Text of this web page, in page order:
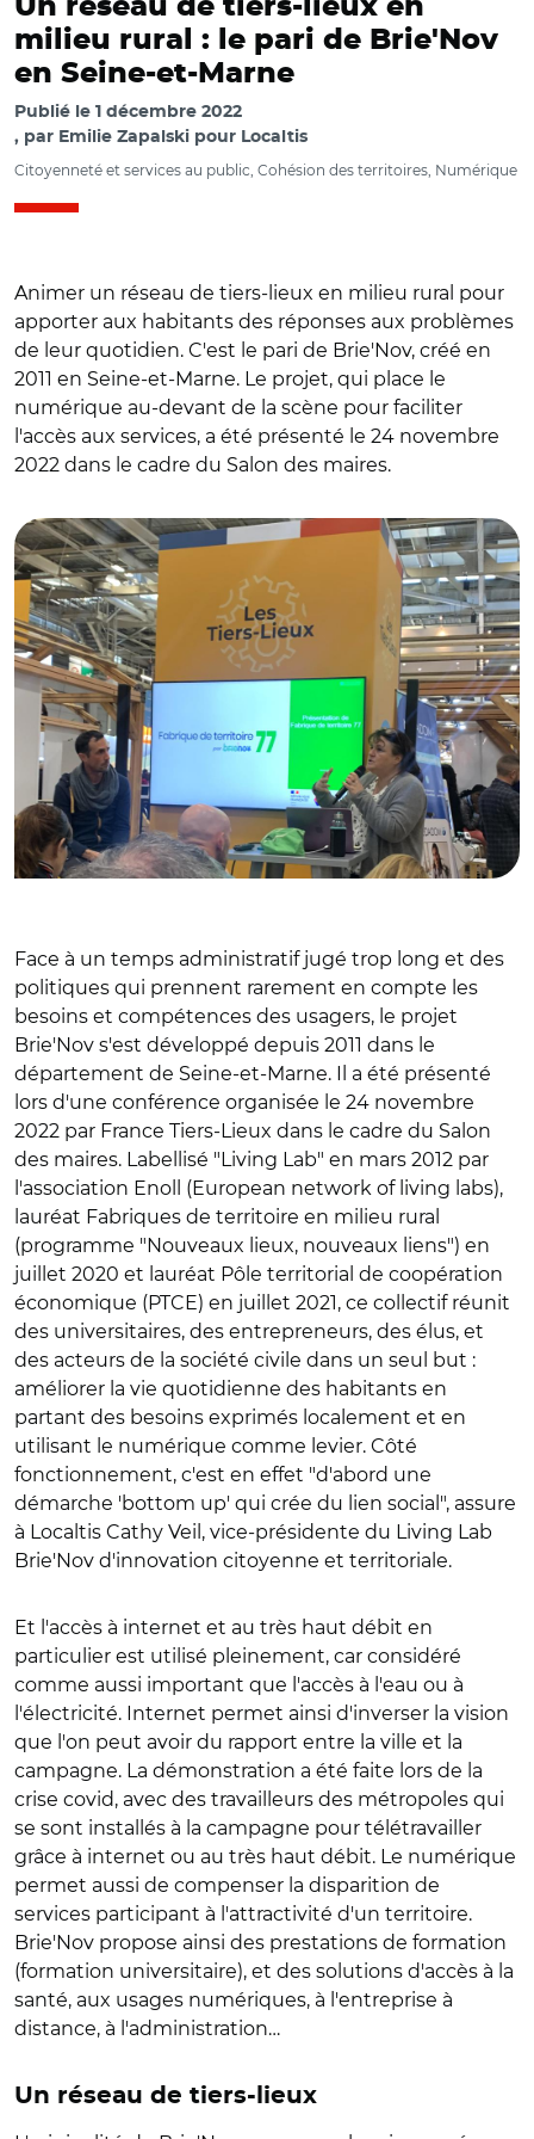
Un réseau de tiers-lieux en
milieu rural : le pari de Brie'Nov
en Seine-et-Marne
Publié le 1 décembre 2022
par Emilie Zapalski pour Localtis
Citoyenneté et services au public, Cohésion des territoires, Numérique
Animer un réseau de tiers-lieux en milieu rural pour
apporter aux habitants des réponses aux problèmes
de leur quotidien. C'est le pari de Brie'Nov, créé en
2011 en Seine-et-Marne. Le projet, qui place le
numérique au-devant de la scène pour faciliter
l'accès aux services, a été présenté le 24 novembre
2022 dans le cadre du Salon des maires.
Face à un temps administratif jugé trop long et des
politiques qui prennent rarement en compte les
besoins et compétences des usagers, le projet
Brie'Nov s'est développé depuis 2011 dans le
département de Seine-et-Marne. Il a été présenté
lors d'une conférence organisée le 24 novembre
2022 par France Tiers-Lieux dans le cadre du Salon
des maires. Labellisé "Living Lab" en mars 2012 par
l'association Enoll (European network of living labs),
lauréat Fabriques de territoire en milieu rural
(programme "Nouveaux lieux, nouveaux liens") en
juillet 2020 et lauréat Pôle territorial de coopération
économique (PTCE) en juillet 2021, ce collectif réunit
des universitaires, des entrepreneurs, des élus, et
des acteurs de la société civile dans un seul but :
améliorer la vie quotidienne des habitants en
partant des besoins exprimés localement et en
utilisant le numérique comme levier. Côté
fonctionnement, c'est en effet "d'abord une
démarche 'bottom up' qui crée du lien social", assure
à Localtis Cathy Veil, vice-présidente du Living Lab
Brie'Nov d'innovation citoyenne et territoriale.
Et l'accès à internet et au très haut débit en
particulier est utilisé pleinement, car considéré
comme aussi important que l'accès à l'eau ou à
l'électricité. Internet permet ainsi d'inverser la vision
que l'on peut avoir du rapport entre la ville et la
campagne. La démonstration a été faite lors de la
crise covid, avec des travailleurs des métropoles qui
se sont installés à la campagne pour télétravailler
grâce à internet ou au très haut débit. Le numérique
permet aussi de compenser la disparition de
services participant à l'attractivité d'un territoire.
Brie'Nov propose ainsi des prestations de formation
(formation universitaire), et des solutions d'accès à la
santé, aux usages numériques, à l'entreprise à
distance, à l'administration…
Un réseau de tiers-lieux